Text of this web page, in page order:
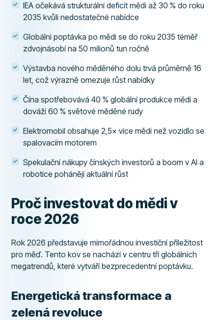
IEA očekává strukturální deficit mědi až 30 % do roku
2035 kvůli nedostatečné nabídce
Globální poptávka po mědi se do roku 2035 téměř
zdvojnásobí na 50 milionů tun ročně
Výstavba nového měděného dolu trvá průměrně 16
let, což výrazně omezuje růst nabídky
Čína spotřebovává 40 % globální produkce mědi a
dováží 60 % světové měděné rudy
Elektromobil obsahuje 2,5× více mědi než vozidlo se
spalovacím motorem
Spekulační nákupy čínských investorů a boom v AI a
robotice pohánějí aktuální růst
Proč investovat do mědi v
roce 2026
Rok 2026 představuje mimořádnou investiční příležitost
pro měď. Tento kov se nachází v centru tří globálních
megatrendů, které vytváří bezprecedentní poptávku.
Energetická transformace a
zelená revoluce